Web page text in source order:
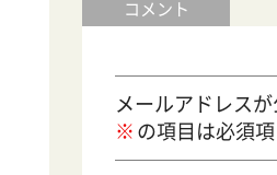
コメント
メールアドレス
の項目は必須項